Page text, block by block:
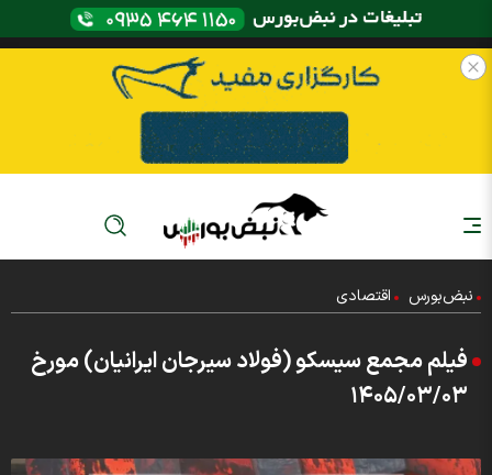
نبض‌بورس اقتصادی
فیلم مجمع سیسکو (فولاد سیرجان ایرانیان) مورخ
۱۴۰۵/۰۳/۰۳